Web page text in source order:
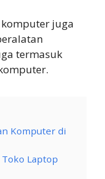
juga
termasuk
Komputer di
Toko Laptop